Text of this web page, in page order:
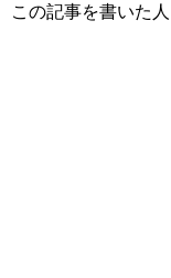
この記事を書いた人